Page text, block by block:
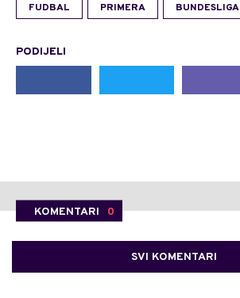
FUDBAL PRIMERA BUNDESLIGA
PODIJELI
KOMENTARI 0
SVI KOMENTARI